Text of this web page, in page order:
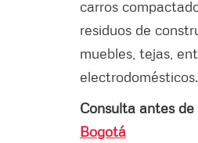
carros
residuos de
muebles, tejas,
electrodomésticos.
Consulta antes
Bogotá